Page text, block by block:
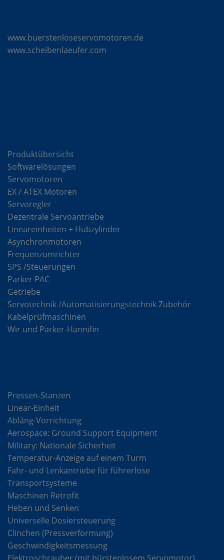
www.buerstenloseservomotoren.de
www.scheibenlaeufer.com
Produktübersicht
Softwarelösungen
Servomotoren
EX / ATEX Motoren
Servoregler
Dezentrale Servoantriebe
Lineareinheiten + Hubzylinder
Asynchronmotoren
Frequenzumrichter
SPS /Steuerungen
Parker PAC
Getriebe
Servotechnik /Automatisierungstechnik Zubehör
Kabelprüfmaschinen
Wir und Parker-Hannifin
Pressen-Stanzen
Linear-Einheit
Abläng-Vorrichtung
Aerospace: Ground Support Equipment
Military: Nationale Sicherheit
Temperatur-Anzeige auf einem Turm
Fahr- und Lenkantriebe für führerlose
Transportsysteme
Maschinen Retrofit
Heben und Senken
Universelle Dosiersteuerung
Clinchen (Pressverformung)
Geschwindigkeitsmessung